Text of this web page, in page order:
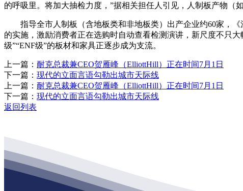
的呼吸里。将加大抽检力度，”据相关担任人引见，人制板产物（
指导全市人制板（含地板类和非地板类）出产企业约60家，《
的实施，激励消费者正在选购时自动查看检测演讲，新尺度不只
级”“ENF级”的板材和家具正逐步成为支流。
上一篇： 耐克总裁兼CEO贺雁峰（ElliottHill）正在时间7月1日
下一篇： 现代的立面言语勾勒出城市天际线
上一篇： 耐克总裁兼CEO贺雁峰（ElliottHill）正在时间7月1日
下一篇： 现代的立面言语勾勒出城市天际线
返回列表